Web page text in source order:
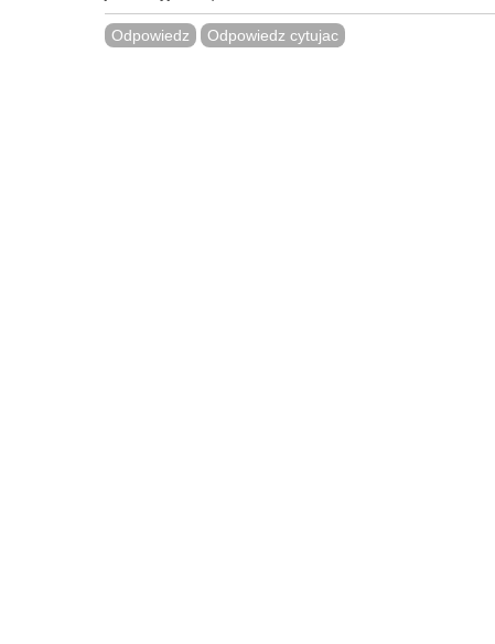
Odpowiedz Odpowiedz cytujac